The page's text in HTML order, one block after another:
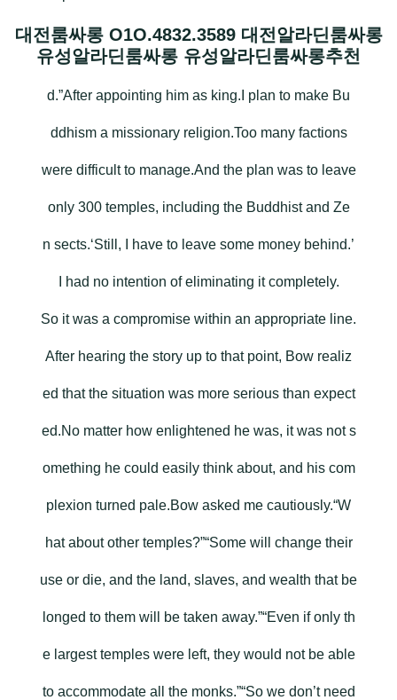
대전룸싸롱 O1O.4832.3589 대전알라딘룸싸롱
유성알라딘룸싸롱 유성알라딘룸싸롱추천
d.”After appointing him as king.I plan to make Bu
ddhism a missionary religion.Too many factions
were difficult to manage.And the plan was to leave
only 300 temples, including the Buddhist and Ze
n sects.‘Still, I have to leave some money behind.’
I had no intention of eliminating it completely.
So it was a compromise within an appropriate line.
After hearing the story up to that point, Bow realiz
ed that the situation was more serious than expect
ed.No matter how enlightened he was, it was not s
omething he could easily think about, and his com
plexion turned pale.Bow asked me cautiously.“W
hat about other temples?”“Some will change their
use or die, and the land, slaves, and wealth that be
longed to them will be taken away.”“Even if only th
e largest temples were left, they would not be able
to accommodate all the monks.”“So we don’t need